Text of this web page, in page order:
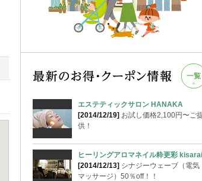
一覧
エステティックサロン HANAKA
[2014/12/19] お試し価格2,100円〜ご
供！
ヒーリングアロマネイル粋更彩 kisarai
[2014/12/13] シナジーウェーブ（電気
マッサージ）50％off！！